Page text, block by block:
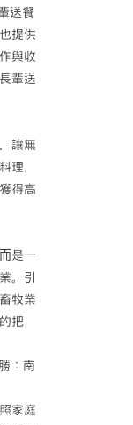
送餐
提供
與收
輩送
讓無
理，
得高
是⼀
。引
牧業
把
：南
家庭